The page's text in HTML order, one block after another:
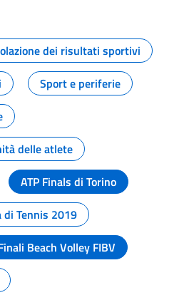
dei risultati sportivi
Sport e periferie
delle atlete
ATP Finals di Torino
Tennis 2019
Beach Volley FIBV